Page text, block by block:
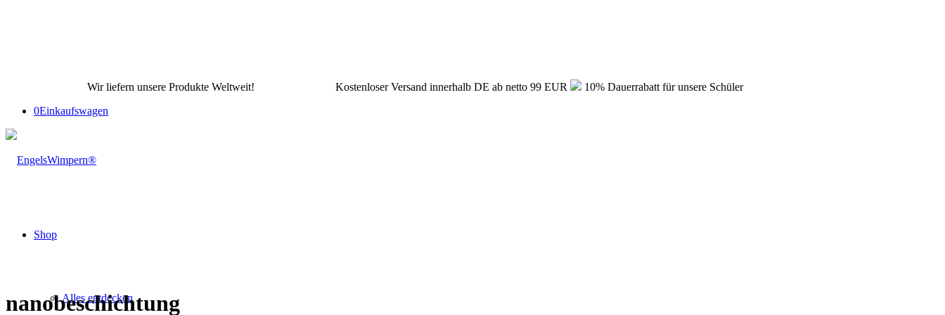
Wir liefern unsere Produkte Weltweit! Kostenloser Versand innerhalb DE ab netto 99 EUR
10% Dauerrabatt für unsere Schüler
0Einkaufswagen
Shop
Alles entdecken
nanobeschichtung